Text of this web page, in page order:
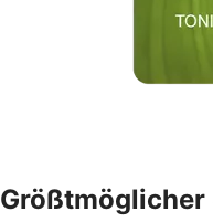
Größtmöglicher